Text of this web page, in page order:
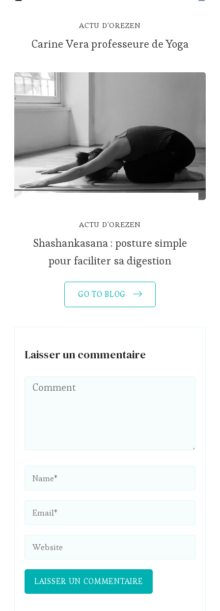
ACTU D'OREZEN
Carine Vera professeure de Yoga
ACTU D'OREZEN
Shashankasana : posture simple
pour faciliter sa digestion
GO TO BLOG
Laisser un commentaire